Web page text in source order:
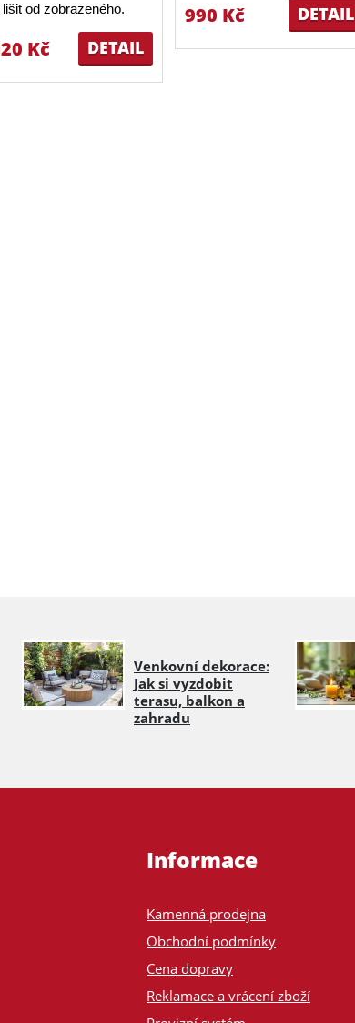
lišit od zobrazeného.
DETAIL
Kč
DETAIL
990 Kč
Venkovní dekorace:
Jak si vyzdobit
terasu, balkon a
zahradu
Informace
Kamenná prodejna
Obchodní podmínky
Cena dopravy
Reklamace a vrácení zboží